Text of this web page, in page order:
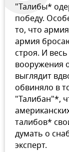
"Талибы*
победу.
то, что
армия
строя. И
вооружения
выглядит
обвиняло в
"Талибан"*,
талибов*
думать о
эксперт.